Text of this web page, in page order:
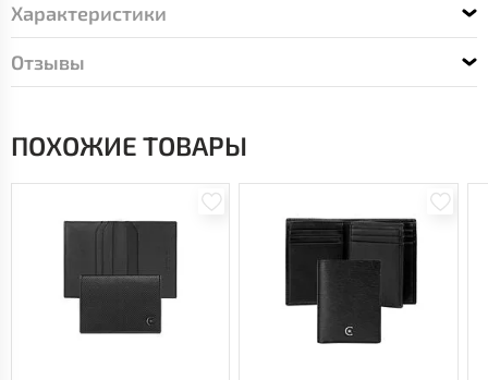
Характеристики
Отзывы
ПОХОЖИЕ ТОВАРЫ